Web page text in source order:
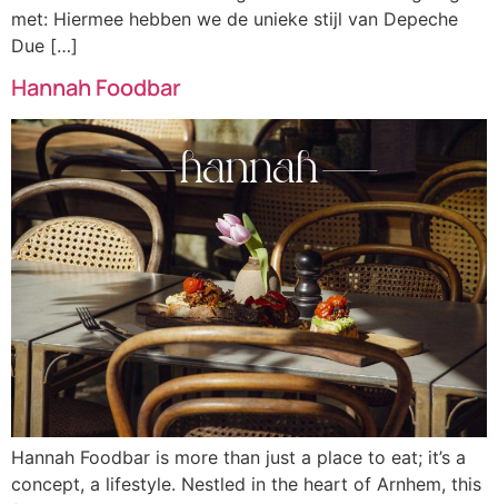
met: Hiermee hebben we de unieke stijl van Depeche
Due […]
Hannah Foodbar
Hannah Foodbar is more than just a place to eat; it’s a
concept, a lifestyle. Nestled in the heart of Arnhem, this